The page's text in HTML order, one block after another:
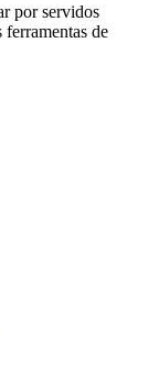
por servidos
de